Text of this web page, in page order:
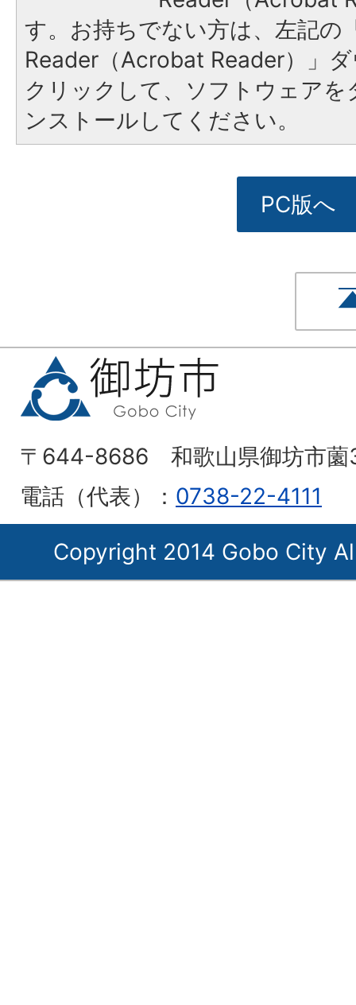
す。お持ちでない方は、左記の
Reader（Acrobat Reader）」
クリックして、ソフトウェア
ンストールしてください。
PC版へ
〒644-8686 和歌山県御坊市薗
電話（代表）： 0738-22-4111
Copyright 2014 Gobo City